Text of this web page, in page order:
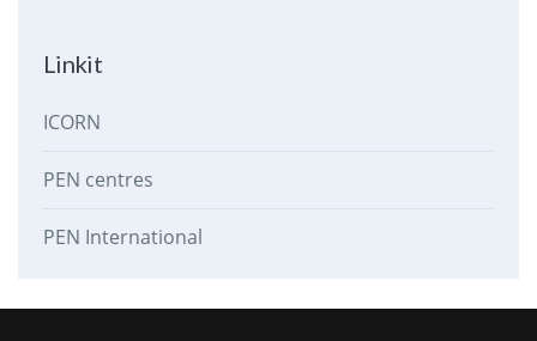
Linkit
ICORN
PEN centres
PEN International